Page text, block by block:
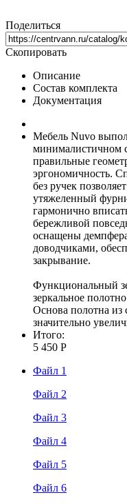
Поделиться
Скопировать
Описание
Состав комплекта
Документация
Мебель Nuvo
минималистичном
правильные
эргономичность.
без ручек
утяжеленный
гармонично
бережливой
оснащены
доводчиками,
закрывание.
Функциональный
зеркальное
Основа полотна из
значительно
Итого:
5 450 Р
Файл 1
Файл 2
Файл 3
Файл 4
Файл 5
Файл 6